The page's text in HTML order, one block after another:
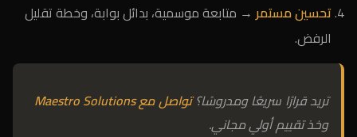
تحسين مستمر→ متابعة موسمية، بدائل بوابة، وخطة تقليل
الرفض.
تريد قرارًا سريعًا ومدروسًا؟تواصل مع Maestro Solutions
وخذ تقييم أولي مجاني.